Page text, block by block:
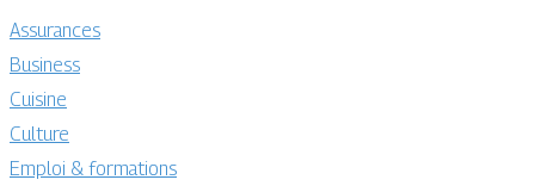
Assurances
Business
Cuisine
Culture
Emploi & formations